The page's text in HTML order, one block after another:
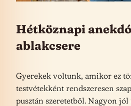
Hétköznapi
ablakcsere
Gyerekek voltunk, amikor ez
testvétekként rendszeresen
pusztán szeretetből. Nagyon